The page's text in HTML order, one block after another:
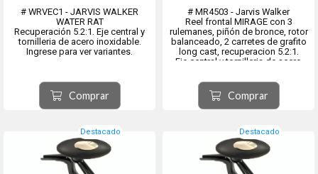
# WRVEC1 - JARVIS WALKER
WATER RAT
Recuperación 5.2:1. Eje central y
tornilleria de acero inoxidable.
Ingrese para ver variantes.
Comprar
# MR4503 - Jarvis Walker
Reel frontal MIRAGE con 3
rulemanes, piñón de bronce, rotor
balanceado, 2 carretes de grafito
long cast, recuperacion 5.2:1.
Eje central y tornilleria de acero
Comprar
Destacado Destacado